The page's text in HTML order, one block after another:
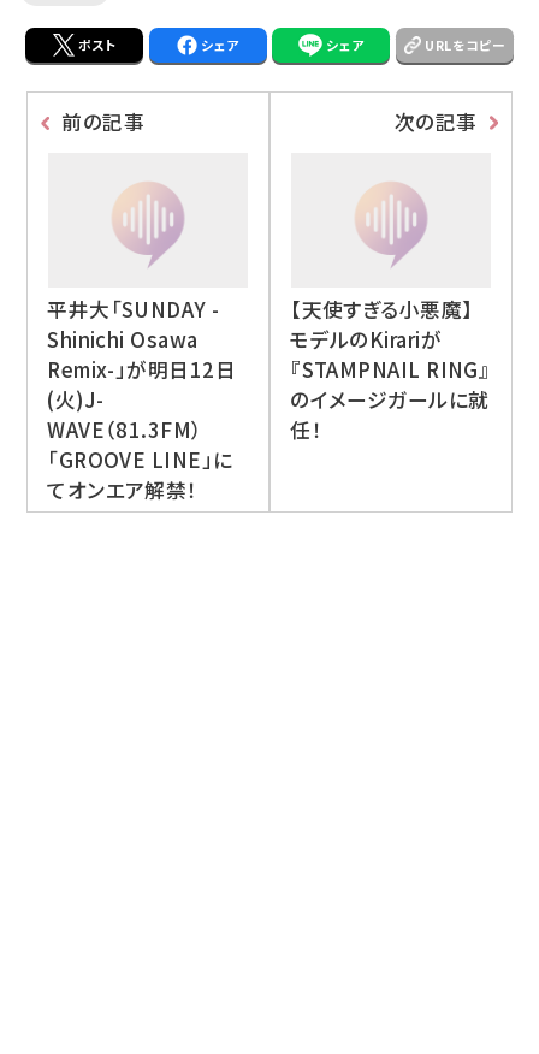
ポスト シェア シェア URLをコピー
前の記事
平井大「SUNDAY -
Shinichi Osawa
Remix-」が明日12日
(火)J-
WAVE（81.3FM）
「GROOVE LINE」に
てオンエア解禁！
次の記事
【天使すぎる小悪魔】
モデルのKirariが
『STAMPNAIL RING』
のイメージガールに就
任！